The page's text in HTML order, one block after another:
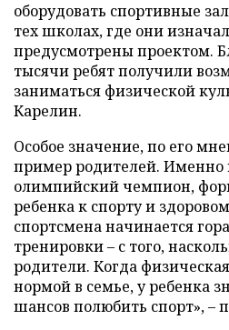
оборудовать спортивные
тех школах, где они
предусмотрены проектом.
тысячи ребят получили
заниматься физической
Карелин.
Особое значение, по его
пример родителей. Именно
олимпийский чемпион,
ребенка к спорту и
спортсмена начинается
тренировки – с того,
родители. Когда
нормой в семье, у ребенка
шансов полюбить спорт», –